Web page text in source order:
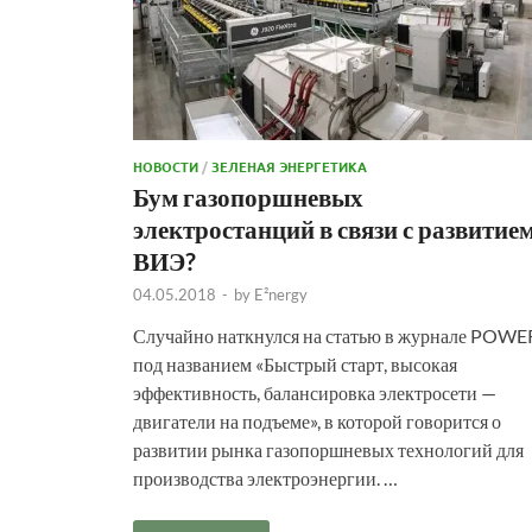
НОВОСТИ /ЗЕЛЕНАЯ ЭНЕРГЕТИКА
Бум газопоршневых
электростанций в связи с
ВИЭ?
04.05.2018 - by E²nergy
Случайно наткнулся на статью в журнале
под названием «Быстрый старт, высокая
эффективность, балансировка электросети —
двигатели на подъеме», в которой говорится о
развитии рынка газопоршневых технологий для
производства электроэнергии. …